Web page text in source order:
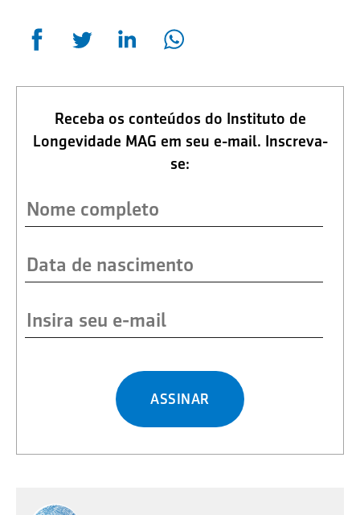
Receba os conteúdos do Instituto de
Longevidade MAG em seu e-mail. Inscreva-
se:
ASSINAR